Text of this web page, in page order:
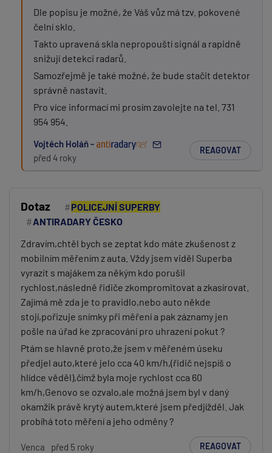
Dle popisu je možné, že Váš vůz má tzv. pokovené
čelní sklo.
Takto upravená skla nepropouští signál a rapidně
snižují detekci radarů.
Samozřejmě je také možné, že bude stačit detektor
správně nastavit.
Pro více informací mi prosím zavolejte na tel. 731
954 954.
Vojtěch Holáň -
před 4 roky
REAGOVAT
Dotaz
POLICEJNÍ SUPERBY
ANTIRADARY ČESKO
Zdravím,chtěl bych se zeptat kdo máte zkušenost z
mobilním měřením z auta. Vždy jsem viděl Superba
vyrazit s majákem za někým kdo porušil
rychlost,následně řidiče zkompromitovat a zkasírovat.
Zajímá mě zda je to pravidlo,nebo auto někde
stojí,pořizuje snímky při měření a pak záznamy jen
pošle na úřad ke zpracování pro uhrazení pokut ?
Ptám se hlavně proto,že jsem v měřeném úseku
předjel auto,které jelo cca 40 km/h,(řidič nejspíš o
hlídce věděl),čímž byla moje rychlost cca 60
km/h,Genovo se ozvalo,ale možná jsem byl v daný
okamžik právě krytý autem,které jsem předjížděl. Jak
probíhá toto měření a jeho odměny ?
Venca před 5 roky REAGOVAT